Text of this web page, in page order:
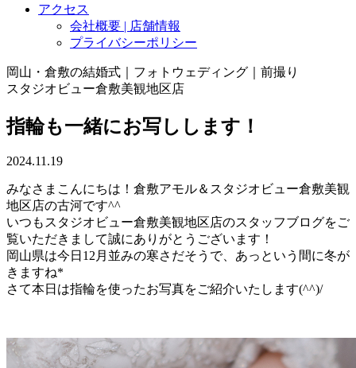
アクセス
会社概要 | 店舗情報
プライバシーポリシー
岡山・倉敷の結婚式｜フォトウェディング｜前撮り
スタジオビュー倉敷美観地区店
指輪も一緒にお写しします！
2024.11.19
みなさまこんにちは！倉敷アモル＆スタジオビュー倉敷美観
地区店の古河です^^
いつもスタジオビュー倉敷美観地区店のスタッフブログをご
覧いただきまして誠にありがとうございます！
岡山県は今日12月並みの寒さだそうで、あっという間に冬が
きますね*
さて本日は指輪を使ったお写真をご紹介いたします(^^)/